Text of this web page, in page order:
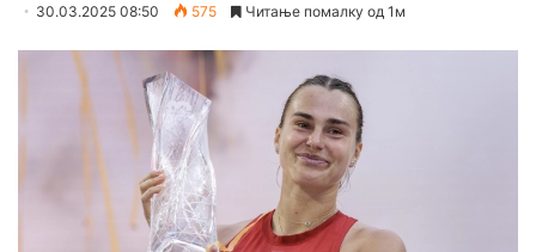
30.03.2025 08:50 575 Читање помалку од 1м